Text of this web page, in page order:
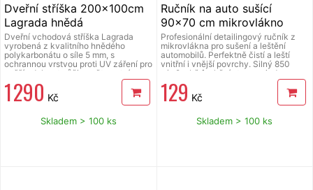
Dveřní stříška 200x100cm
Lagrada hnědá
Dveřní vchodová stříška Lagrada
vyrobená z kvalitního hnědého
polykarbonátu o síle 5 mm, s
ochrannou vrstvou proti UV záření pro
vyšší odolnost vůči povětrnostním
vlivům, držáky vyrobené z tvrzeného
plastu, krajní lišty vyrobeny z hliníku s
barevným nátěrem pro zvýšení
vchodu Vašeho domova, kanceláře
nebo nad klimatizaci, tepelné
1 290 Kč
Skladem > 100 ks
Ručník na auto sušící
90x70 cm mikrovlákno
Lagrada, detailing
Profesionální detailingový ručník z
mikrovlákna pro sušení a leštění
automobilů. Perfektně čistí a leští
vnitřní i vnější povrchy. Silný 850
g/m2, obě funkční strany - jedna
jemná a druhá s delším vláknem.
Složení: 80 % polyester, 20 %
polyamid. Extrémně savý a leštící.
škrábance. Lze prát v pračce a
dlouho vydrží. Rozměry 90 x 70 cm
129 Kč
Skladem > 100 ks